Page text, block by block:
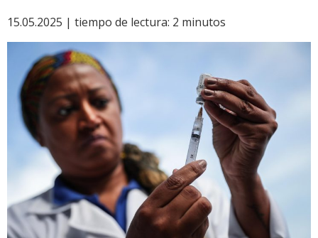
15.05.2025 | tiempo de lectura: 2 minutos